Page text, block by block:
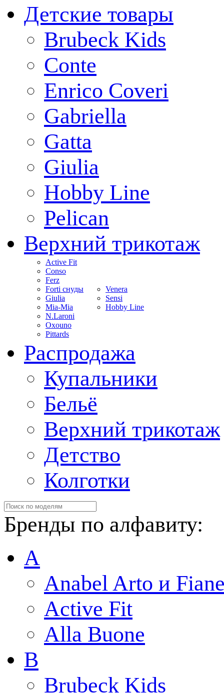
Детские товары
Brubeck Kids
Conte
Enrico Coveri
Gabriella
Gatta
Giulia
Hobby Line
Pelican
Верхний трикотаж
Active Fit
Conso
Ferz
Forti снуды
Giulia
Mia-Mia
N.Laroni
Oxouno
Pittards
Venera
Sensi
Hobby Line
Распродажа
Купальники
Бельё
Верхний трикотаж
Детство
Колготки
Бренды по алфавиту:
A
Anabel Arto и
Active Fit
Alla Buone
B
Brubeck Kids